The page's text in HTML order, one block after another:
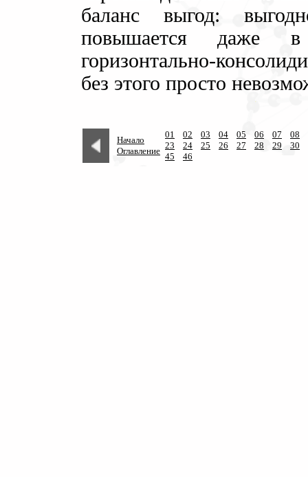
баланс выгод:
повышается даже
горизонтально-
без этого просто
Начало
Оглавление
01 02 03 04 05 06 07
08
23
24 25 26 27 28 29
30
45
46